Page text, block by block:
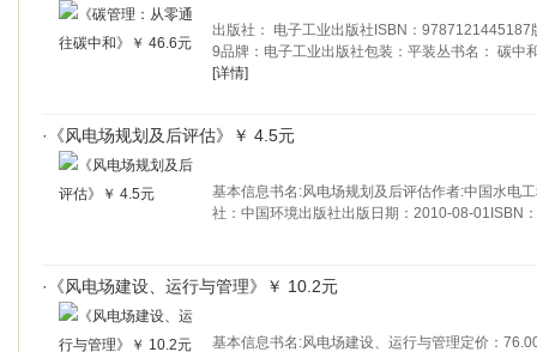
出版社： 电子工业出版社ISBN：
9品牌：电子工业出版社包装：平装丛书名： 碳中
[详情]
· 《风电场规划及后评估》￥ 4.5元
基本信息书名:风电场规划及后评估作者:中国水电
社：中国环境出版社出版日期：2010-08-01ISBN
· 《风电场建设、运行与管理》￥ 10.2元
基本信息书名:风电场建设、运行与管理定价：